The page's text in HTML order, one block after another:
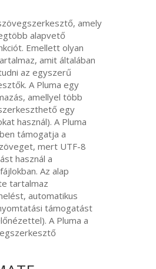
amely
alapvető
Emellett olyan
amit általában
az egyszerű
A Pluma egy
amellyel több
egy
használ). A Pluma
támogatja a
mert UTF-8
használ a
Az alap
tartalmaz
automatikus
támogatást
A Pluma a